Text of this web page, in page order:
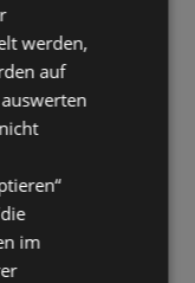
werden,
auf
im